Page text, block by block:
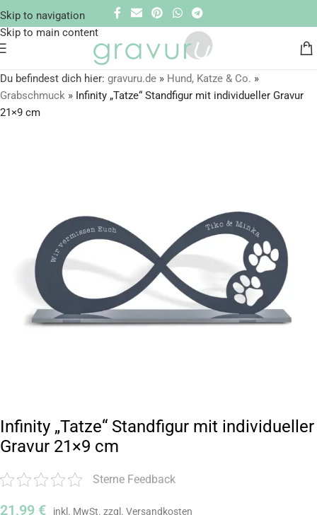
Skip to navigation
Skip to main content
Du befindest dich hier: gravuru.de » Hund, Katze & Co. »
Grabschmuck » Infinity „Tatze“ Standfigur mit individueller Gravur
21×9 cm
Infinity „Tatze“ Standfigur mit individueller
Gravur 21×9 cm
Sterne Feedback
21,99 €